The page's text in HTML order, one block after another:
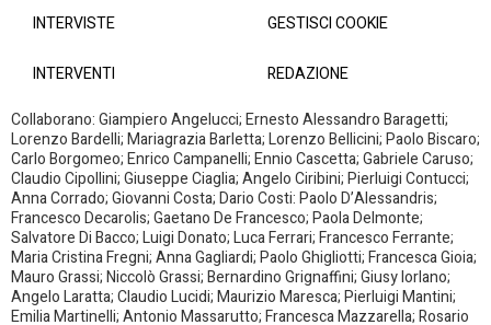
INTERVISTE
INTERVENTI
GESTISCI COOKIE
REDAZIONE
Collaborano: Giampiero Angelucci; Ernesto Alessandro Baragetti;
Lorenzo Bardelli; Mariagrazia Barletta; Lorenzo Bellicini; Paolo Biscaro;
Carlo Borgomeo; Enrico Campanelli; Ennio Cascetta; Gabriele Caruso;
Claudio Cipollini; Giuseppe Ciaglia; Angelo Ciribini; Pierluigi Contucci;
Anna Corrado; Giovanni Costa; Dario Costi: Paolo D’Alessandris;
Francesco Decarolis; Gaetano De Francesco; Paola Delmonte;
Salvatore Di Bacco; Luigi Donato; Luca Ferrari; Francesco Ferrante;
Maria Cristina Fregni; Anna Gagliardi; Paolo Ghigliotti; Francesca Gioia;
Mauro Grassi; Niccolò Grassi; Bernardino Grignaffini; Giusy Iorlano;
Angelo Laratta; Claudio Lucidi; Maurizio Maresca; Pierluigi Mantini;
Emilia Martinelli; Antonio Massarutto; Francesca Mazzarella; Rosario